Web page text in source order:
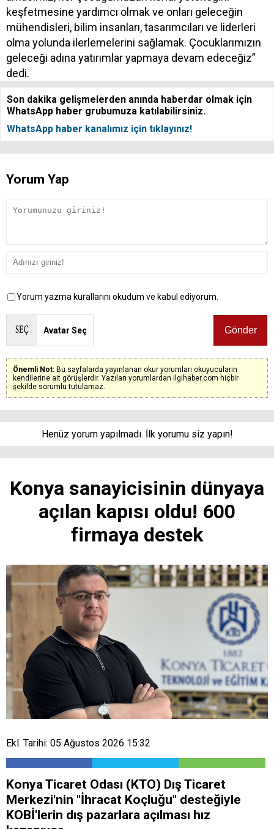
keşfetmesine yardımcı olmak ve onları geleceğin
mühendisleri, bilim insanları, tasarımcıları ve liderleri
olma yolunda ilerlemelerini sağlamak. Çocuklarımızın
geleceği adına yatırımlar yapmaya devam edeceğiz”
dedi.
Son dakika gelişmelerden anında haberdar olmak için
WhatsApp haber grubumuza katılabilirsiniz.
WhatsApp haber kanalımız için tıklayınız!
Yorum Yap
Yorum yazma kurallarını okudum ve kabul ediyorum.
Avatar Seç
Önemli Not: Bu sayfalarda yayınlanan okur yorumları okuyucuların
kendilerine ait görüşlerdir. Yazılan yorumlardan ilgihaber.com hiçbir
şekilde sorumlu tutulamaz.
Henüz yorum yapılmadı. İlk yorumu siz yapın!
Konya sanayicisinin dünyaya
açılan kapısı oldu! 600
firmaya destek
Ekl. Tarihi: 05 Ağustos 2026 15:32
Konya Ticaret Odası (KTO) Dış Ticaret
Merkezi'nin "İhracat Koçluğu" desteğiyle
KOBİ'lerin dış pazarlara açılması hız